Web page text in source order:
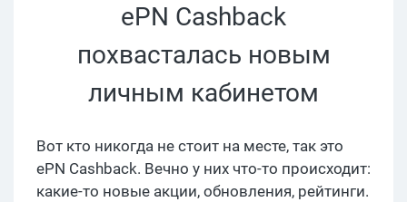
ePN Cashback
похвасталась новым
личным кабинетом
Вот кто никогда не стоит на месте, так это
ePN Cashback. Вечно у них что-то происходит:
какие-то новые акции, обновления, рейтинги.